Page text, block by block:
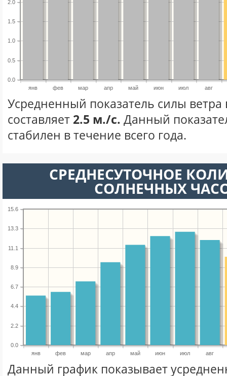
янв фев мар апр май июн июл авг
0.0
0.5
1.0
1.5
2.0
Усредненный показатель силы ветра
составляет 2.5 м./с. Данный
стабилен в течение всего года.
СРЕДНЕСУТОЧНОЕ
СОЛНЕЧНЫХ
янв фев мар апр май июн июл авг
0.0
2.2
4.4
6.7
8.9
11.1
13.3
15.6
Данный график показывает